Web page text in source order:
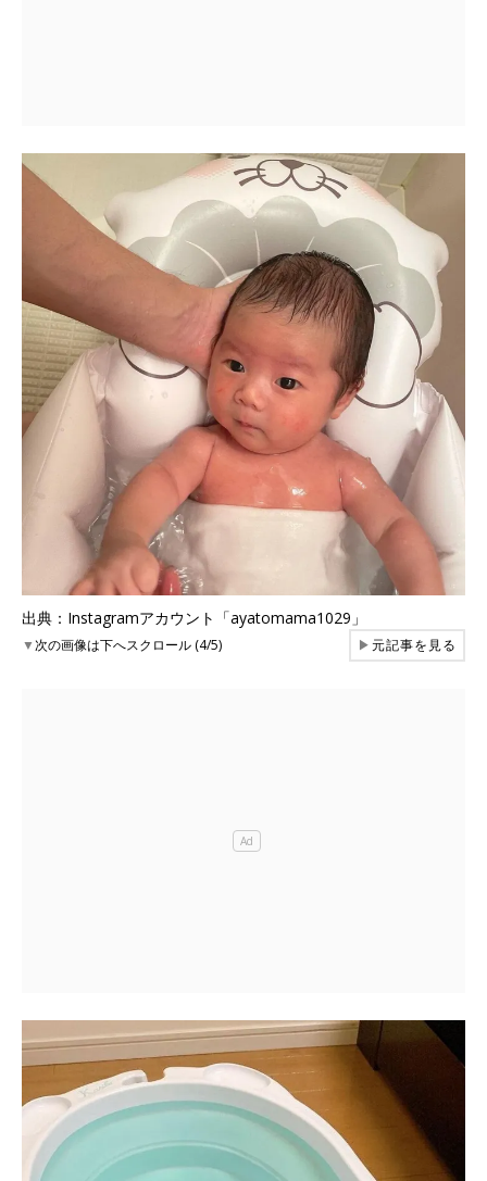
出典：Instagramアカウント「ayatomama1029」
▼次の画像は下へスクロール (4/5) ▶元記事を見る